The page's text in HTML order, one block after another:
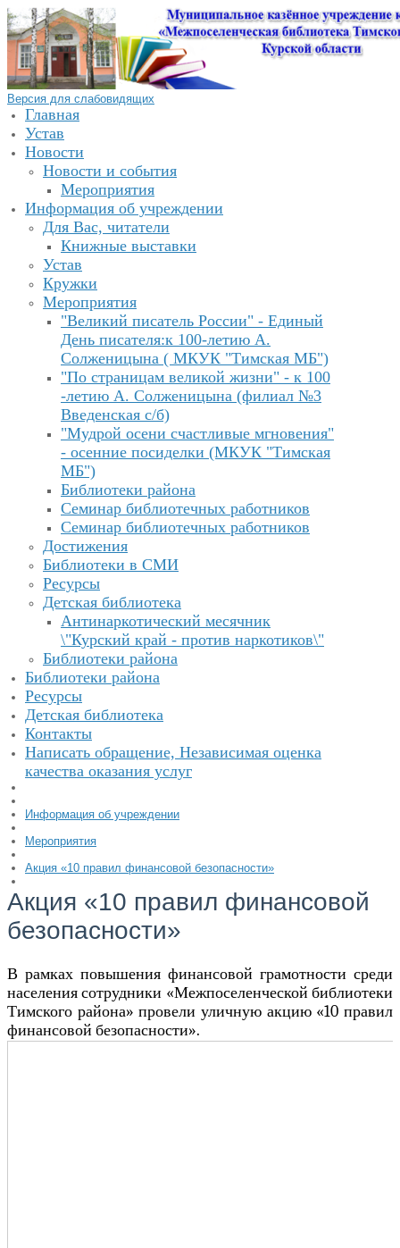
Версия для слабовидящих
Главная
Устав
Новости
Новости и события
Мероприятия
Информация об учреждении
Для Вас, читатели
Книжные выставки
Устав
Кружки
Мероприятия
"Великий писатель России" - Единый
День писателя:к 100-летию А.
Солженицына ( МКУК "Тимская МБ")
"По страницам великой жизни" - к 100
-летию А. Солженицына (филиал №3
Введенская с/б)
"Мудрой осени счастливые мгновения"
- осенние посиделки (МКУК "Тимская
МБ")
Библиотеки района
Семинар библиотечных работников
Семинар библиотечных работников
Достижения
Библиотеки в СМИ
Ресурсы
Детская библиотека
Антинаркотический месячник
\"Курский край - против наркотиков\"
Библиотеки района
Библиотеки района
Ресурсы
Детская библиотека
Контакты
Написать обращение, Независимая оценка
качества оказания услуг
Информация об учреждении
Мероприятия
Акция «10 правил финансовой безопасности»
Акция «10 правил финансовой
безопасности»
В рамках повышения финансовой грамотности среди
населения сотрудники «Межпоселенческой библиотеки
Тимского района» провели уличную акцию «10 правил
финансовой безопасности».